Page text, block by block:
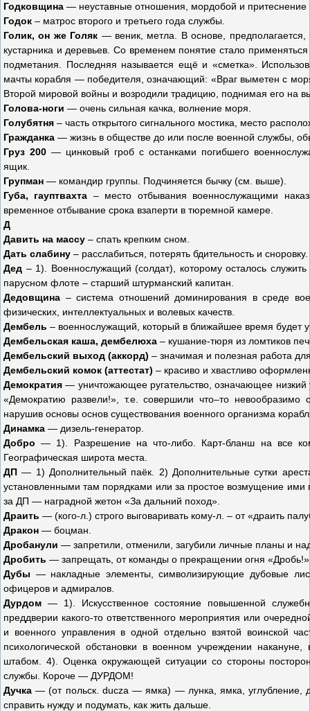
Годковщина — неуставные отношения, мордобой и
Годок – матрос второго и третьего года службы.
Голик, он же Голяк — веник, метла. В основе, предполагается,
кустарника и деревьев. Со временем понятие стало
подметания. Последняя называется ещё и «сметка».
мачты корабля — победителя, означающий: «Враг выметен с
Второй мировой войны и возродили традицию, поднимая его на
Голова-ноги — очень сильная качка, волнение моря.
Голубятня – часть открытого сигнального мостика, место
Гражданка — жизнь в обществе до или после военной службы,
Груз 200 — цинковый гроб с останками погибшего
ящик.
Групман — командир группы. Подчиняется бычку (см. выше).
Губа, гауптвахта – место отбывания военнослужащими
временное отбывание срока взаперти в тюремной камере.
Д
Давить на массу – спать крепким сном.
Дать слабину – расслабиться, потерять бдительность и сноровку.
Дед – 1). Военнослужащий (солдат), которому осталось
парусном флоте – старший штурманский капитан.
Дедовщина – система отношений доминирования в среде
физических, интеллектуальных и волевых качеств.
Дембель – военнослужащий, который в ближайшее время будет
Дембельская каша, дембелюха – кушание-тюря из ломтиков
Дембельский выход (аккорд) – значимая и полезная работа
Дембельский комок (аттестат) – красиво и хвастливо
Демократия— уничтожающее ругательство, означающее
«Демократию развели!», т.е. совершили что–то невообразимо
нарушив основы основ существования военного организма
Динамка — дизель-генератор.
Добро — 1). Разрешение на что-либо. Карт-бланш на все
Географическая широта места.
ДП — 1) Дополнительный паёк. 2) Дополнительные сутки
установленными там порядками или за простое возмущение
за ДП — наградной жетон «За дальний поход».
Драить — (кого-л.) строго выговаривать кому-л. – от «драить
Дракон — боцман.
Дробанули — запретили, отменили, загубили личные планы и
Дробить — запрещать, от команды о прекращении огня
Дубы — накладные элементы, символизирующие дубовые
офицеров и адмиралов.
Дурдом — 1). Искусственное состояние повышенной
преддверии какого-то ответственного мероприятия или
и военного управления в одной отдельно взятой воинской
психологической обстановки в военном учреждении
штабом. 4). Оценка окружающей ситуации со стороны
службы. Короче — ДУРДОМ!
Дучка — (от польск. ducza — ямка) — лунка, ямка, углубление,
справить нужду и подумать, как жить дальше.